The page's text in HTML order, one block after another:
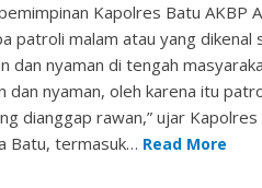
Kapolres Batu AKBP
patroli malam atau yang dikenal
dan nyaman di tengah
nyaman, oleh karena itu
dianggap rawan,” ujar
Batu, termasuk… Read More